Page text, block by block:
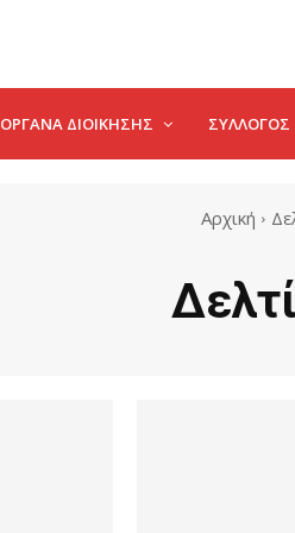
ΌΡΓΑΝΑ ΔΙΟΊΚΗΣΗΣ ΣΥΛΛΟΓΟΣ
Αρχική